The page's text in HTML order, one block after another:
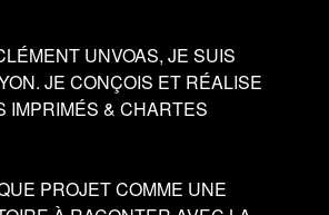
UNVOAS, JE SUIS
JE CONÇOIS ET RÉALISE
IMPRIMÉS & CHARTES
PROJET COMME UNE